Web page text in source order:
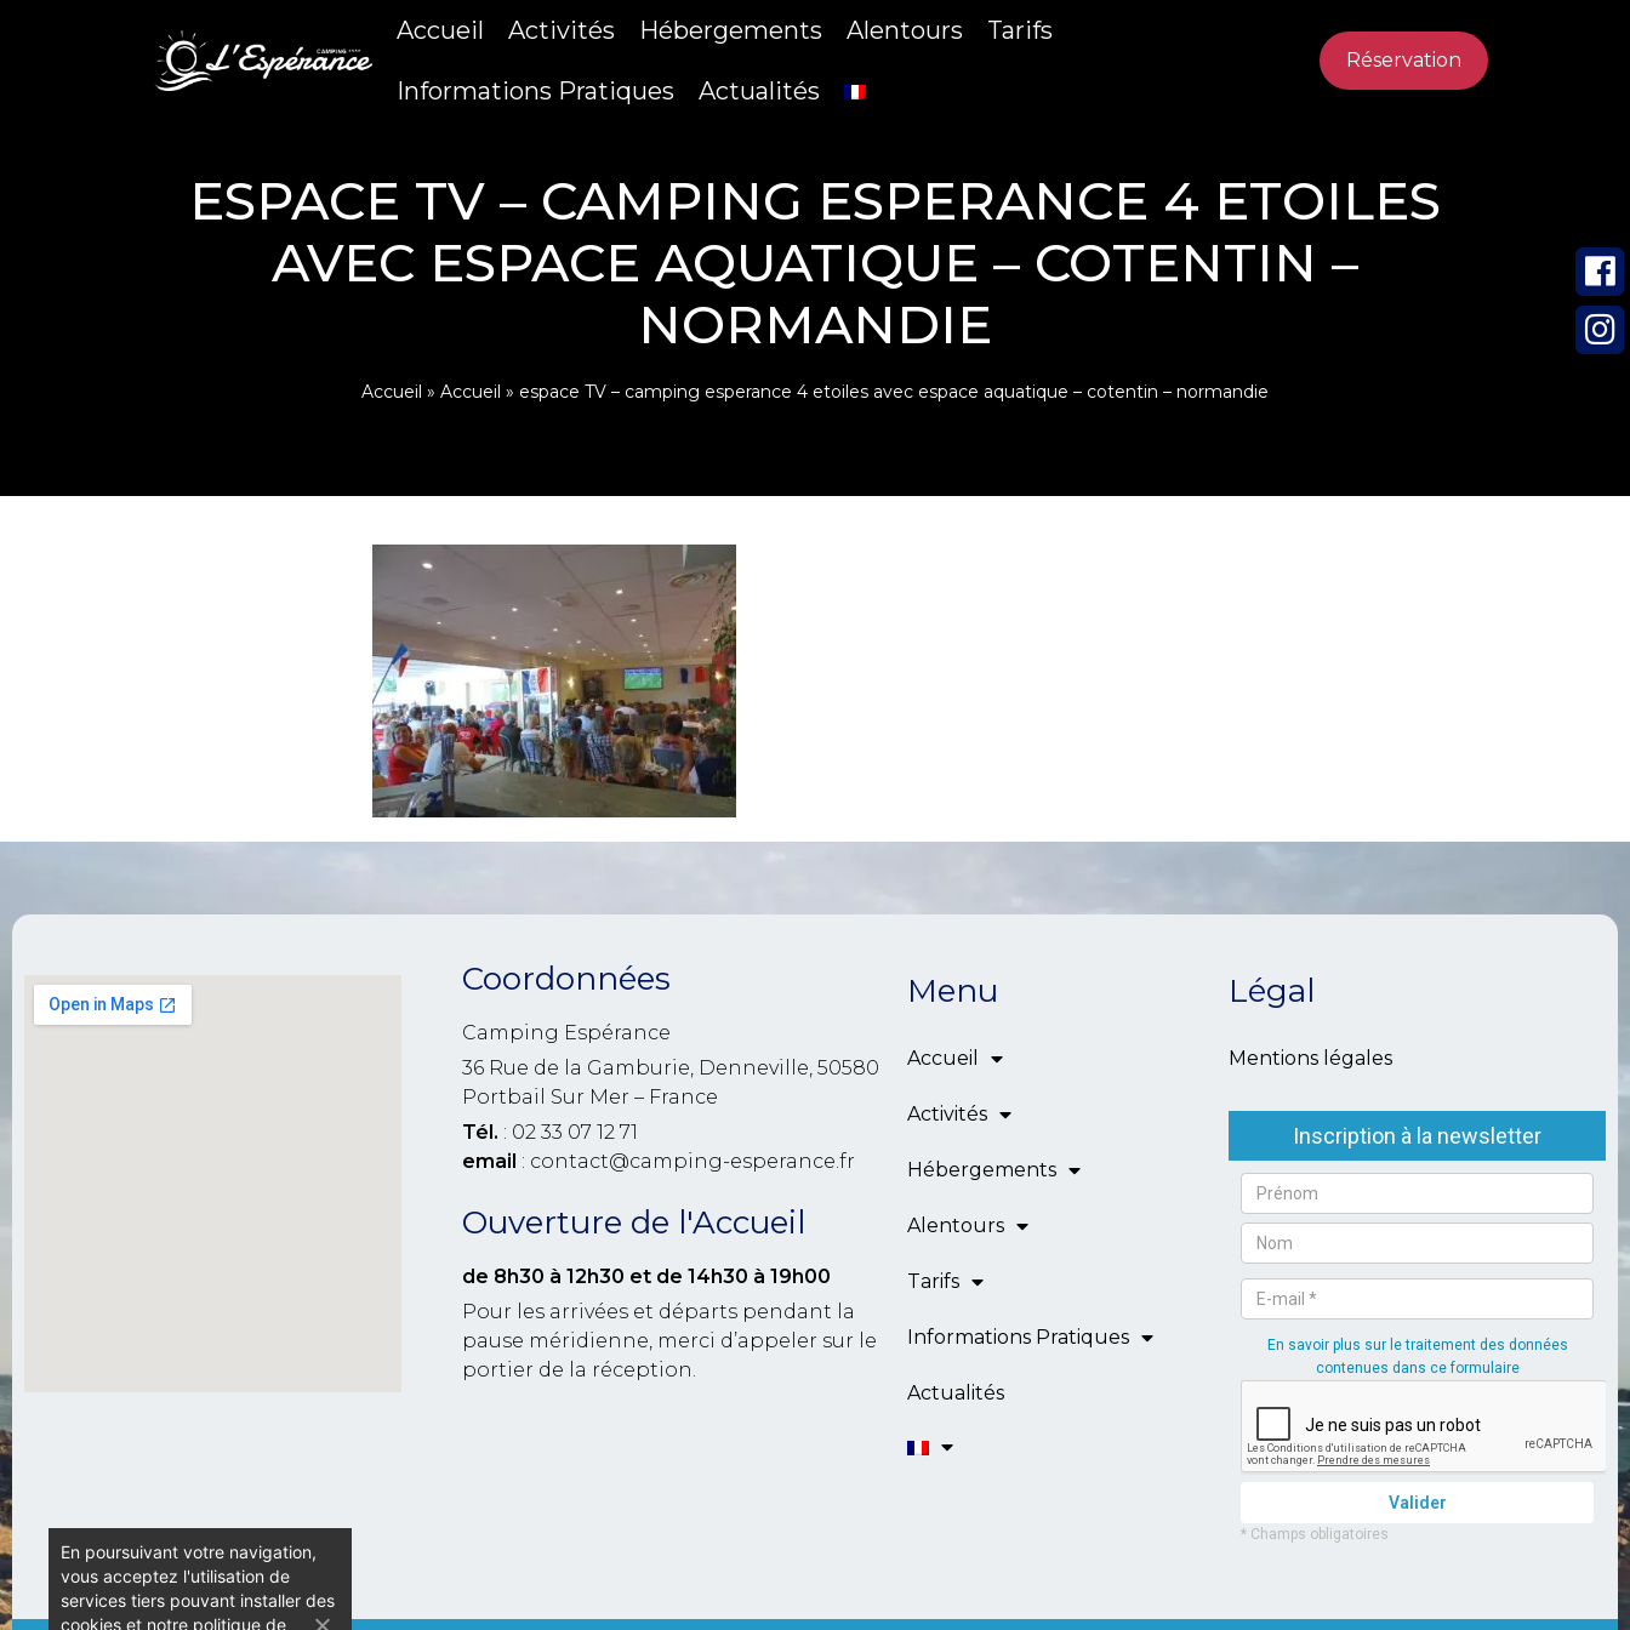
Accueil Activités Hébergements Alentours Tarifs
Informations Pratiques Actualités
Réservation
ESPACE TV – CAMPING ESPERANCE 4 ETOILES
AVEC ESPACE AQUATIQUE – COTENTIN –
NORMANDIE
Accueil » Accueil » espace TV – camping esperance 4 etoiles avec espace aquatique – cotentin – normandie
Coordonnées
Camping Espérance
36 Rue de la Gamburie, Denneville, 50580
Portbail Sur Mer – France
Tél. : 02 33 07 12 71
email : contact@camping-esperance.fr
Ouverture de l'Accueil
de 8h30 à 12h30 et de 14h30 à 19h00
Pour les arrivées et départs pendant la
pause méridienne, merci d’appeler sur le
portier de la réception.
Menu
Accueil
Activités
Hébergements
Alentours
Tarifs
Informations Pratiques
Actualités
Légal
Mentions légales
En poursuivant votre navigation,
vous acceptez l'utilisation de
services tiers pouvant installer des
cookies et notre politique de